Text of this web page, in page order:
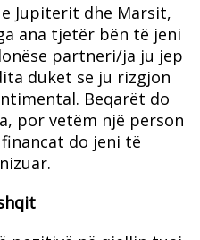
Jupiterit dhe Marsit,
ana tjetër bën të jeni
partneri/ja ju jep
duket se ju rizgjon
Beqarët do
por vetëm një person
do jeni të